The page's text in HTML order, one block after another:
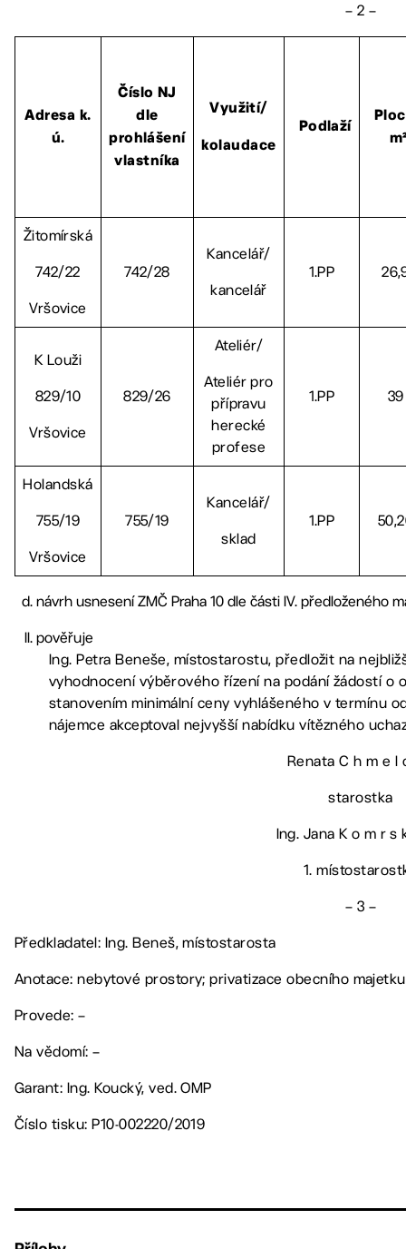
– 2 –
Adresa k.
ú.
Číslo NJ
dle
prohlášení
vlastníka
Využití/
kolaudace
Podlaží
Žitomírská
742/22
Vršovice
742/28
Kancelář/
kancelář
1.PP
K Louži
829/10
Vršovice
829/26
Ateliér/
Ateliér pro
přípravu
herecké
profese
1.PP 39
Holandská
755/19
Vršovice
755/19
Kancelář/
sklad
1.PP
návrh usnesení ZMČ Praha 10 dle části IV. předloženého
pověřuje
Ing. Petra Beneše, místostarostu, předložit na
vyhodnocení výběrového řízení na podání žádostí o
stanovením minimální ceny vyhlášeného v termínu od
nájemce akceptoval nejvyšší nabídku vítězného
Renata C h m e l
starostka
Ing. Jana K o m r s
1.
– 3 –
Předkladatel: Ing. Beneš, místostarosta
Anotace: nebytové prostory; privatizace obecního majetku
Provede: –
Na vědomí: –
Garant: Ing. Koucký, ved. OMP
Číslo tisku: P10-002220/2019